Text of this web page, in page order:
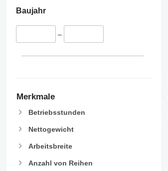
Baujahr
–
Merkmale
Betriebsstunden
Nettogewicht
Arbeitsbreite
Anzahl von Reihen